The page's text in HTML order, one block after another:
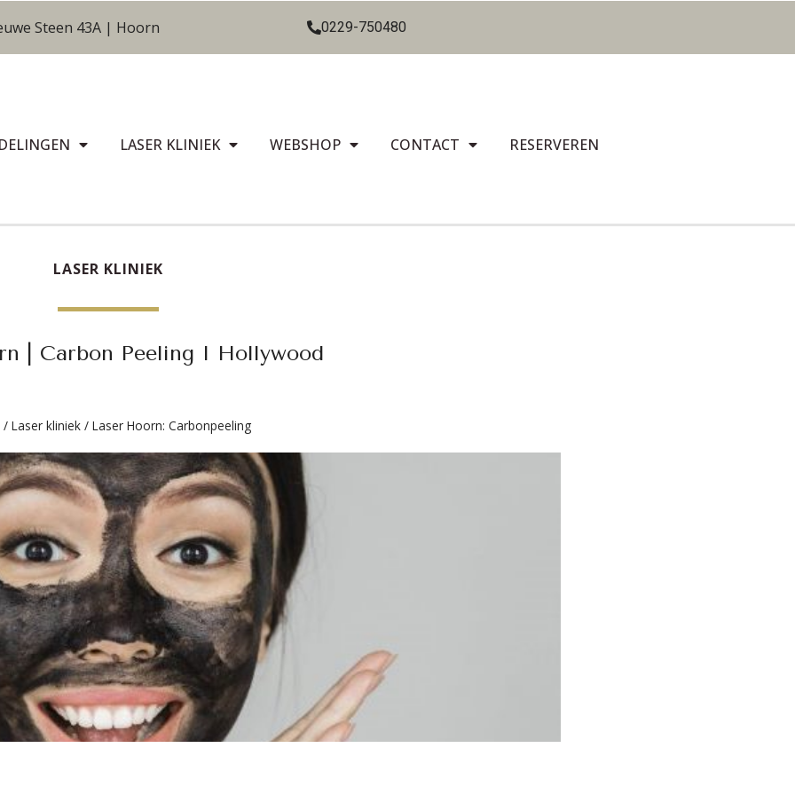
Steen 43A | Hoorn 0229-750480
LASER KLINIEK WEBSHOP CONTACT RESERVEREN
LASER KLINIEK
| Carbon Peeling I Hollywood
/ Laser kliniek / Laser Hoorn: Carbonpeeling